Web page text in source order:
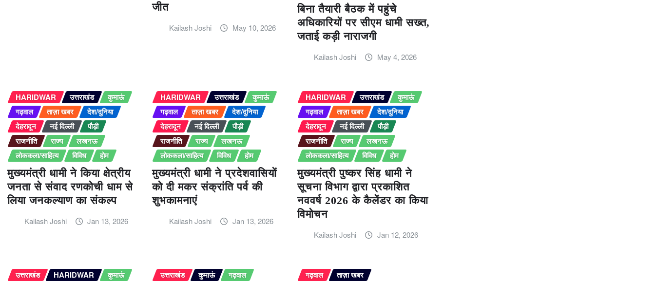
जीत
Kailash Joshi May 10, 2026
बिना तैयारी बैठक में पहुंचे
अधिकारियों पर सीएम धामी सख्त,
जताई कड़ी नाराजगी
Kailash Joshi May 4, 2026
HARIDWAR उत्तराखंड
कुमाऊं
गढ़वाल
ताज़ा खबर
देश/दुनिया
देहरादून
नई दिल्ली
पौड़ी
राजनीति
राज्य
लखनऊ
लोककला/साहित्य
विविध होम
मुख्यमंत्री धामी ने किया क्षेत्रीय
जनता से संवाद रणकोची धाम से
लिया जनकल्याण का संकल्प
Kailash Joshi Jan 13, 2026
HARIDWAR उत्तराखंड
कुमाऊं
गढ़वाल
ताज़ा खबर
देश/दुनिया
देहरादून
नई दिल्ली
पौड़ी
राजनीति
राज्य
लखनऊ
लोककला/साहित्य
विविध होम
मुख्यमंत्री धामी ने प्रदेशवासियों
को दी मकर संक्रांति पर्व की
शुभकामनाएं
Kailash Joshi Jan 13, 2026
HARIDWAR उत्तराखंड
कुमाऊं
गढ़वाल
ताज़ा खबर
देश/दुनिया
देहरादून
नई दिल्ली
पौड़ी
राजनीति
राज्य
लखनऊ
लोककला/साहित्य
विविध होम
मुख्यमंत्री पुष्कर सिंह धामी ने
सूचना विभाग द्वारा प्रकाशित
नववर्ष 2026 के कैलेंडर का किया
विमोचन
Kailash Joshi Jan 12, 2026
उत्तराखंड HARIDWAR
कुमाऊं
उत्तराखंड कुमाऊं
गढ़वाल
गढ़वाल ताज़ा खबर